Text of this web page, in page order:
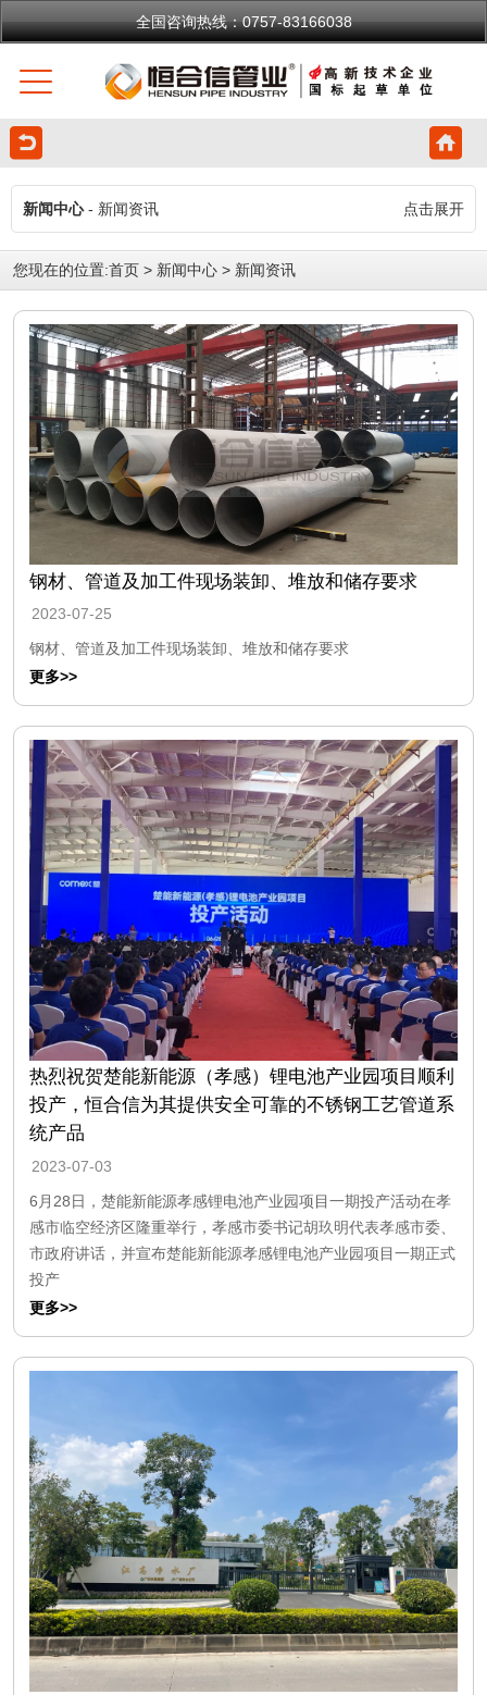
全国咨询热线：0757-83166038
新闻中心- 新闻资讯 点击展开
您现在的位置:首页 > 新闻中心 > 新闻资讯
钢材、管道及加工件现场装卸、堆放和储存要求
2023-07-25
钢材、管道及加工件现场装卸、堆放和储存要求
更多>>
热烈祝贺楚能新能源（孝感）锂电池产业园项目顺利
投产，恒合信为其提供安全可靠的不锈钢工艺管道系
统产品
2023-07-03
6月28日，楚能新能源孝感锂电池产业园项目一期投产活动在孝
感市临空经济区隆重举行，孝感市委书记胡玖明代表孝感市委、
市政府讲话，并宣布楚能新能源孝感锂电池产业园项目一期正式
投产
更多>>